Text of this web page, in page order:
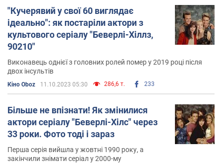
"Кучерявий у свої 60 виглядає
ідеально": як постаріли актори з
культового серіалу "Беверлі-Хіллз,
90210"
Виконавець однієї з головних ролей помер у 2019 році після
двох інсультів
Кіно Oboz 11.10.2023 05:30 286,6 т. 233
Більше не впізнати! Як змінилися
актори серіалу "Беверлі-Хілс" через
33 роки. Фото тоді і зараз
Перша серія вийшла у жовтні 1990 року, а
закінчили знімати серіал у 2000-му